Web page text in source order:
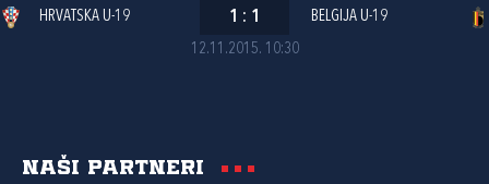
12.11.2015. 10:30
HRVATSKA U-19 1 : 1 BELGIJA U-19
Naši partneri